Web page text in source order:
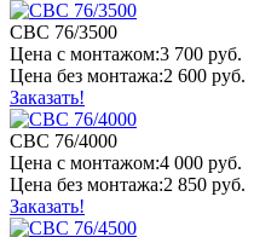
СВС 76/3500
Цена с монтажом:3 700 руб.
Цена без монтажа:2 600 руб.
Заказать!
СВС 76/4000
Цена с монтажом:4 000 руб.
Цена без монтажа:2 850 руб.
Заказать!